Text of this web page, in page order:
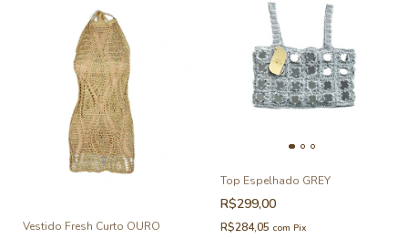
Vestido Fresh Curto OURO
Top Espelhado GREY
R$299,00
R$284,05 com Pix